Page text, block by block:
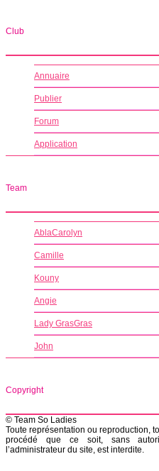
Club
Annuaire
Publier
Forum
Application
Team
AblaCarolyn
Camille
Kouny
Angie
Lady GrasGras
John
Copyright
© Team So Ladies
Toute représentation ou reproduction,
procédé que ce soit, sans
l’administrateur du site, est interdite.